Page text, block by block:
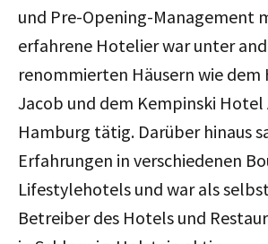
und Pre-Opening-Management
erfahrene Hotelierwar unter
renommierten Häusern wie dem
Jacob und dem Kempinski
Hamburg tätig. Darüber hinaus
Erfahrungen in verschiedenen
Lifestylehotels und war als
Betreiber des Hotels und